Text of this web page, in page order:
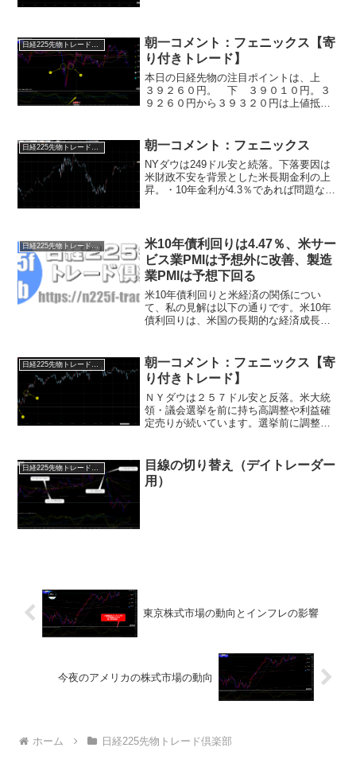
ら）関税話題からの下落は切...
朝一コメント：フェニックス【寄
り付きトレード】
本日の日経先物の注目ポイントは、上
３９２６０円。 下 ３９０１０円。３
９２６０円から３９３２０円は上値抵抗
イミング。チャンス待ちのタイミングで
す！【寄り付きトレード】...
日経225先物トレード倶楽部 朝一コメント：フェニックス
NYダウは249ドル安と続落。下落要因は
米財政不安を背景とした米長期金利の上
昇。・10年金利が4.3％であれば問題な
債券安となり...
米10年債利回りは4.47％、米サー
ビス業PMIは予想外に改善、製造
業PMIは予想下回る
米10年債利回りと米経済の関係につい
て、私の見解は以下の通りです。米10年
債利回りは、米国の長期的な経済成長や
が高まると、投資家はより高い利回りを
求めて国債の売りを強め...
日経225先物トレード倶楽部
朝一コメント：フェニックス【寄
り付きトレード】
ＮＹダウは２５７ドル安と反落。米大統
領・議会選挙を前に持ち高調整や利益確
定売りが続いています。選挙前に調整し
っても経済がいきなり潰れることはあり
ません。米株は次の切り返...
目線の切り替え（デイトレーダー
用）
東京株式市場の動向とインフレの影響
今夜のアメリカの株式市場の動向
ホーム 日経225先物トレード倶楽部